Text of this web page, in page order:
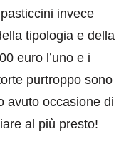
invece
tipologia e della
euro l’uno e i
purtroppo sono
avuto occasione di
al più presto!